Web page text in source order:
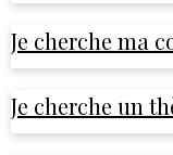
Je cherche ma
Je cherche un